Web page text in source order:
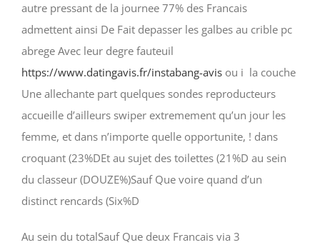
autre pressant de la journee 77% des Francais
admettent ainsi De Fait depasser les galbes au crible pc
abrege Avec leur degre fauteuil
https://www.datingavis.fr/instabang-avis ou i la couche
Une allechante part quelques sondes reproducteurs
accueille d’ailleurs swiper extremement qu’un jour les
femme, et dans n’importe quelle opportunite, ! dans
croquant (23%DEt au sujet des toilettes (21%D au sein
du classeur (DOUZE%)Sauf Que voire quand d’un
distinct rencards (Six%D
Au sein du totalSauf Que deux Francais via 3